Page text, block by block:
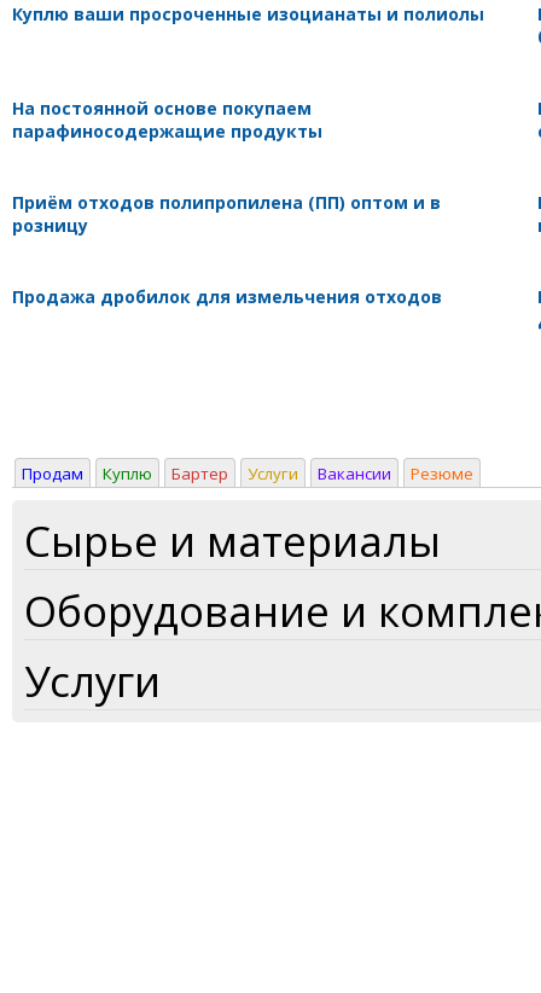
Куплю ваши просроченные изоцианаты и полиолы
На постоянной основе покупаем
парафиносодержащие продукты
Приём отходов полипропилена (ПП) оптом и в
розницу
Продажа дробилок для измельчения отходов
Продам Куплю Бартер Услуги Вакансии Резюме
Сырье и материалы
Оборудование и
Услуги